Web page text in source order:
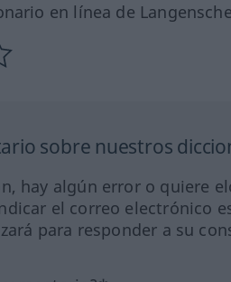
en línea de
sobre nuestros
hay algún error o quiere
el correo electrónico
para responder a su